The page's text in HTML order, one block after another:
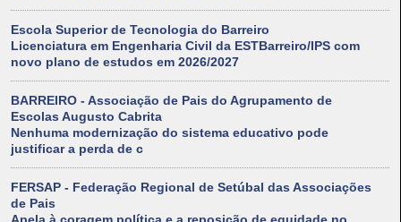
Escola Superior de Tecnologia do Barreiro
Licenciatura em Engenharia Civil da ESTBarreiro/IPS com
novo plano de estudos em 2026/2027
BARREIRO - Associação de Pais do Agrupamento de
Escolas Augusto Cabrita
Nenhuma modernização do sistema educativo pode
justificar a perda de c
FERSAP - Federação Regional de Setúbal das Associações
de Pais